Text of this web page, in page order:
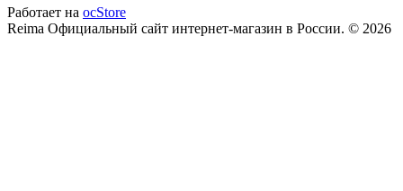
Работает на ocStore
Reima Официальный сайт интернет-магазин в России. © 2026